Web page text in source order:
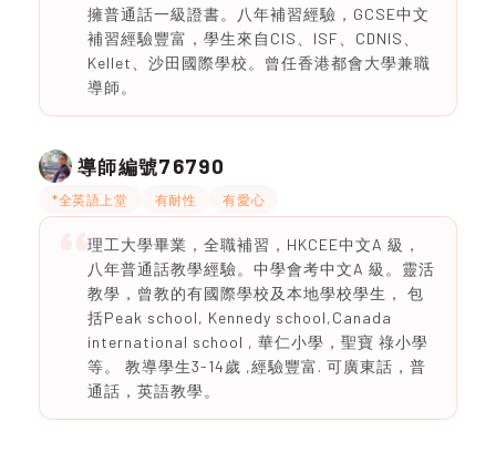
擁普通話一級證書。八年補習經驗，GCSE中文
補習經驗豐富，學生來自CIS、ISF、CDNIS、
Kellet、沙田國際學校。曾任香港都會大學兼職
導師。
導師編號76790
*全英語上堂 有耐性 有愛心
理工大學畢業，全職補習，HKCEE中文A 級，
八年普通話教學經驗。中學會考中文A 級。靈活
教學，曾教的有國際學校及本地學校學生， 包
括Peak school, Kennedy school,Canada
international school , 華仁小學，聖寶 祿小學
等。 教導學生3-14歲 ,經驗豐富. 可廣東話，普
通話，英語教學。